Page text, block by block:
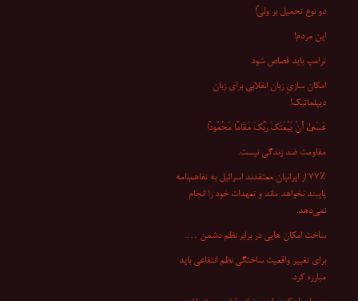
دو نوع تحمیل بر ولیّ!
این مردم!
ترامپ باید قصاص شود
امکان سازیِ زبان انقلابی برای زبان
دیپلماتیک!
عَسَىٰ أَنْ یَبْعَثَکَ رَبُّکَ مَقَامًا مَحْمُودًا
مقاومت ضد زندگی نیست.
۷۷٪ از ایرانیان معتقدند اسرائیل به تفاهم‌نامه
پایبند نخواهد ماند و تعهدات خود را انجام
نمی‌دهد.
ساخت امکان هایی در برابر نظم دشمن ….
برای تغییر واقعیت ساختگی نظم انتفاعی باید
مبارزه کرد.